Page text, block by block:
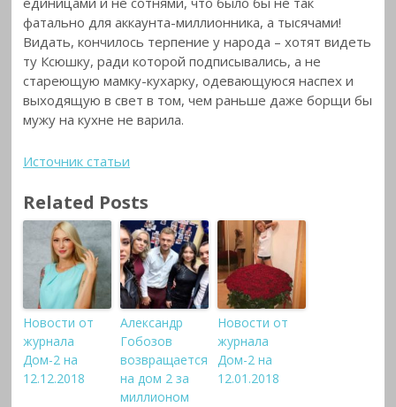
фатально для аккаунта-миллионника, а тысячами!
Видать, кончилось терпение у народа – хотят видеть
ту Ксюшку, ради которой подписывались, а не
стареющую мамку-кухарку, одевающуюся наспех и
выходящую в свет в том, чем раньше даже борщи бы
мужу на кухне не варила.
Источник статьи
Related Posts
Новости от
журнала
Дом-2 на
12.12.2018
Александр
Гобозов
возвращается
на дом 2 за
миллионом
Новости от
журнала
Дом-2 на
12.01.2018